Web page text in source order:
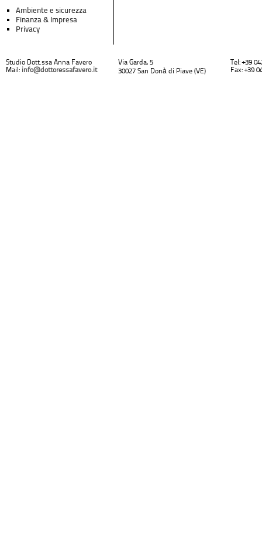
Ambiente e sicurezza
Finanza & Impresa
Privacy
Studio Dott.ssa Anna Favero
Mail: info@dottoressafavero.it
Via Garda, 5
30027 San Donà di Piave (VE)
Tel: +39
Fax: +39